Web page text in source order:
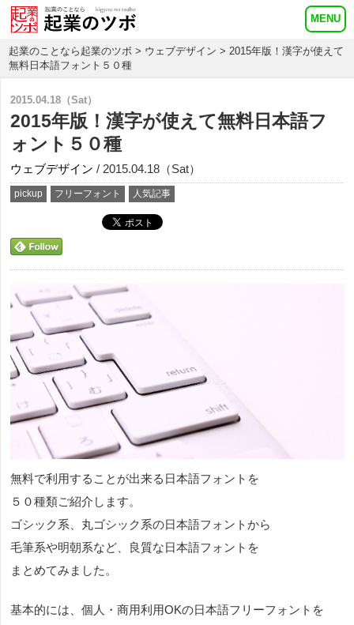
起業のことなら起業のツボ > ウェブデザイン > 2015年版！漢字が使えて
無料日本語フォント５０種
2015.04.18（Sat）
2015年版！漢字が使えて無料日本語フ
ォント５０種
ウェブデザイン / 2015.04.18（Sat）
pickup フリーフォント 人気記事
無料で利用することが出来る日本語フォントを
５０種類ご紹介します。
ゴシック系、丸ゴシック系の日本語フォントから
毛筆系や明朝系など、良質な日本語フォントを
まとめてみました。
基本的には、個人・商用利用OKの日本語フリーフォントを